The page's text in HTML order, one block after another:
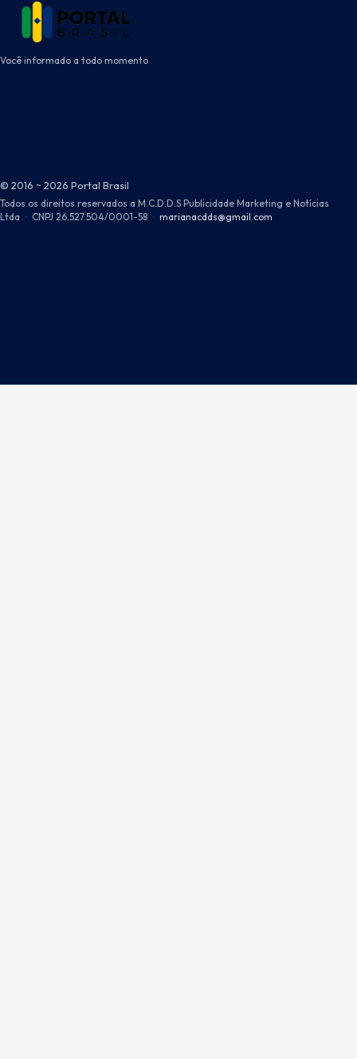
Você informado a todo momento
© 2016 ~ 2026 Portal Brasil
Todos os direitos reservados a M.C.D.D.S Publicidade Marketing e Notícias
Ltda · CNPJ 26.527.504/0001-58 · marianacdds@gmail.com